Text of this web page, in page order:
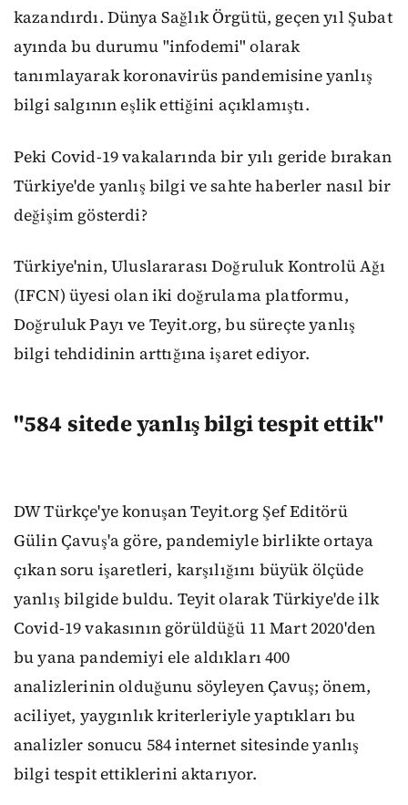
kazandırdı. Dünya Sağlık Örgütü, geçen yıl Şubat
ayında bu durumu "infodemi" olarak
tanımlayarak koronavirüs pandemisine yanlış
bilgi salgının eşlik ettiğini açıklamıştı.
Peki Covid-19 vakalarında bir yılı geride bırakan
Türkiye'de yanlış bilgi ve sahte haberler nasıl bir
değişim gösterdi?
Türkiye'nin, Uluslararası Doğruluk Kontrolü Ağı
(IFCN) üyesi olan iki doğrulama platformu,
Doğruluk Payı ve Teyit.org, bu süreçte yanlış
bilgi tehdidinin arttığına işaret ediyor.
"584 sitede yanlış bilgi tespit ettik"
DW Türkçe'ye konuşan Teyit.org Şef Editörü
Gülin Çavuş'a göre, pandemiyle birlikte ortaya
çıkan soru işaretleri, karşılığını büyük ölçüde
yanlış bilgide buldu. Teyit olarak Türkiye'de ilk
Covid-19 vakasının görüldüğü 11 Mart 2020'den
bu yana pandemiyi ele aldıkları 400
analizlerinin olduğunu söyleyen Çavuş; önem,
aciliyet, yaygınlık kriterleriyle yaptıkları bu
analizler sonucu 584 internet sitesinde yanlış
bilgi tespit ettiklerini aktarıyor.